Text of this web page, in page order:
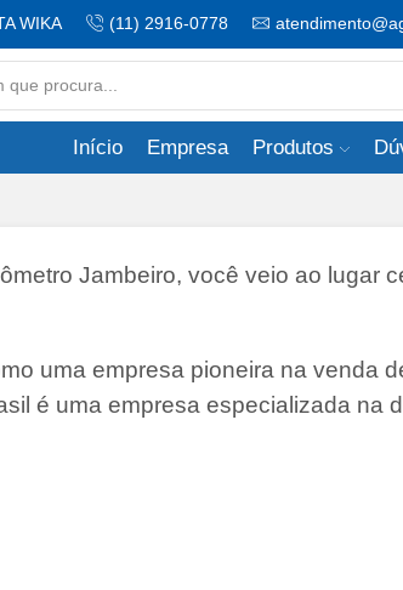
WIKA (11) 2916-0778
input
Início Empresa Produtos
Jambeiro, você veio ao lugar
uma empresa pioneira na venda
é uma empresa especializada na